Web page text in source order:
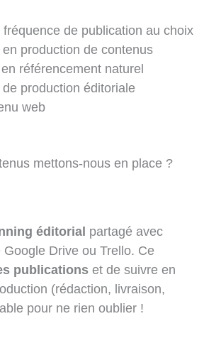
de publication au choix
production de contenus
référencement naturel
production éditoriale
web
mettons-nous en place ?
éditorial partagé avec
Drive ou Trello. Ce
publications et de suivre en
(rédaction, livraison,
pour ne rien oublier !